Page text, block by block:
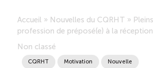
Saisonnalité des emplois
Outils et ressources
Accueil » Nouvelles du CQRHT »
profession de préposé(e) à la
Non classé
CQRHT Motivation Nouvelle